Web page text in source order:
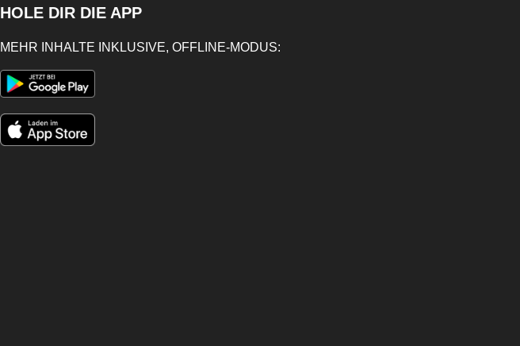
HOLE DIR DIE APP
MEHR INHALTE INKLUSIVE, OFFLINE-MODUS: